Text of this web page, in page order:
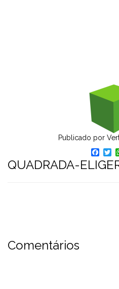
Publicado por
QUADRADA-
Comentários